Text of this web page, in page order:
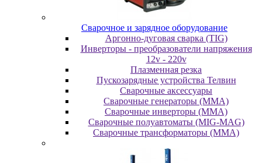
Cвapoчнoe и зарядное оборудование
Аргонно-дуговая сварка (TIG)
Инверторы - преобразователи напряжения
12v - 220v
Плазменная резка
Пускозарядные устройства Телвин
Сварочные аксессуары
Сварочные генераторы (MMA)
Сварочные инверторы (MMA)
Сварочные полуавтоматы (MIG-MAG)
Сварочные трансформаторы (MMA)